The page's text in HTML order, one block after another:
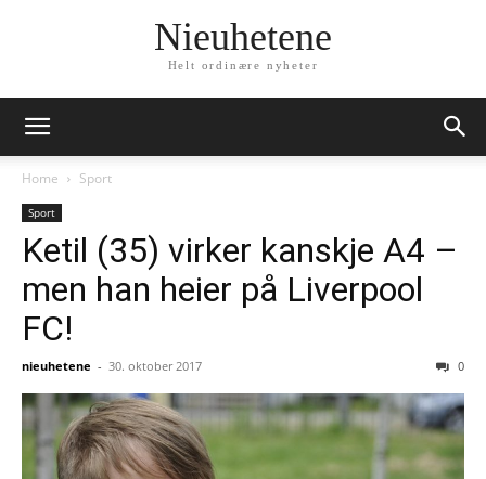
Nieuhetene
Helt ordinære nyheter
Home Sport
Sport
Ketil (35) virker kanskje A4 –
men han heier på Liverpool
FC!
nieuhetene - 30. oktober 2017 0